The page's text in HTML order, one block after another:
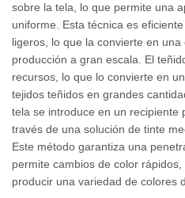
sobre la tela, lo que permite una
uniforme. Esta técnica es
ligeros, lo que la convierte en
producción a gran escala. El
recursos, lo que lo convierte en
tejidos teñidos en grandes
tela se introduce en un recipiente
través de una solución de tinte
Este método garantiza una
permite cambios de color
producir una variedad de colores